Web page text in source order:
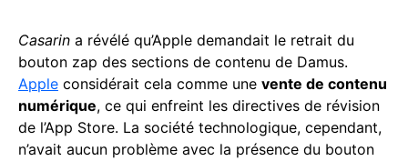
Casarin a révélé qu’Apple demandait le retrait du
bouton zap des sections de contenu de Damus.
Apple considérait cela comme une vente de contenu
numérique, ce qui enfreint les directives de révision
de l’App Store. La société technologique, cependant,
n’avait aucun problème avec la présence du bouton